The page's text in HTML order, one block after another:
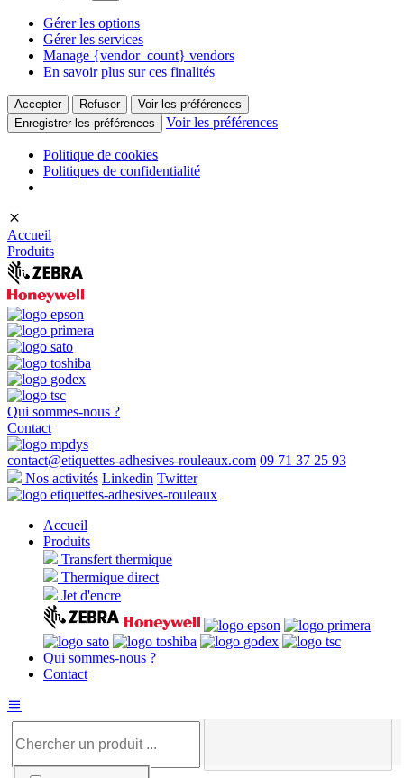
Gérer les options
Gérer les services
Manage {vendor_count} vendors
En savoir plus sur ces finalités
Accepter Refuser
Voir les préférences
Enregistrer les préférences
Voir les préférences
Politique de cookies
Politiques de confidentialité
Accueil
Produits
Qui sommes-nous ?
Contact
contact@etiquettes-adhesives-rouleaux.com 09 71 37 25 93
Nos activités Linkedin Twitter
Accueil
Produits
Transfert thermique
Thermique direct
Jet d'encre
Qui sommes-nous ?
Contact